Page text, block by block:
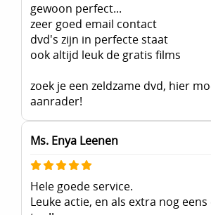
gewoon perfect...
zeer goed email contact
dvd's zijn in perfecte staat
ook altijd leuk de gratis films
zoek je een zeldzame dvd, hier
aanrader!
Ms. Enya Leenen
Hele goede service.
Leuke actie, en als extra nog